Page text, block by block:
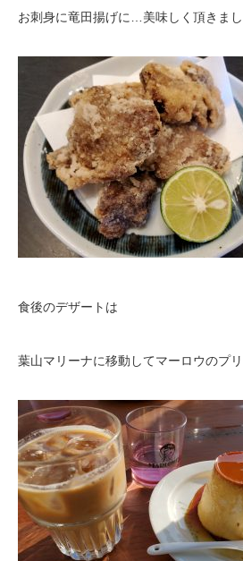
お刺身に竜田揚げに…美味しく頂きま
食後のデザートは
葉山マリーナに移動してマーロウのプ